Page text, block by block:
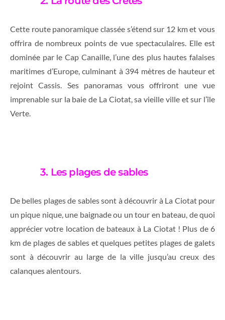
Cette route panoramique classée s’étend sur 12 km et vous
offrira de nombreux points de vue spectaculaires. Elle est
dominée par le Cap Canaille, l’une des plus hautes falaises
maritimes d’Europe, culminant à 394 mètres de hauteur et
rejoint Cassis. Ses panoramas vous offriront une vue
imprenable sur la baie de La Ciotat, sa vieille ville et sur l’île
Verte.
3. Les plages de sables
De belles plages de sables sont à découvrir à La Ciotat pour
un pique nique, une baignade ou un tour en bateau, de quoi
apprécier votre location de bateaux à La Ciotat ! Plus de 6
km de plages de sables et quelques petites plages de galets
sont à découvrir au large de la ville jusqu’au creux des
calanques alentours.